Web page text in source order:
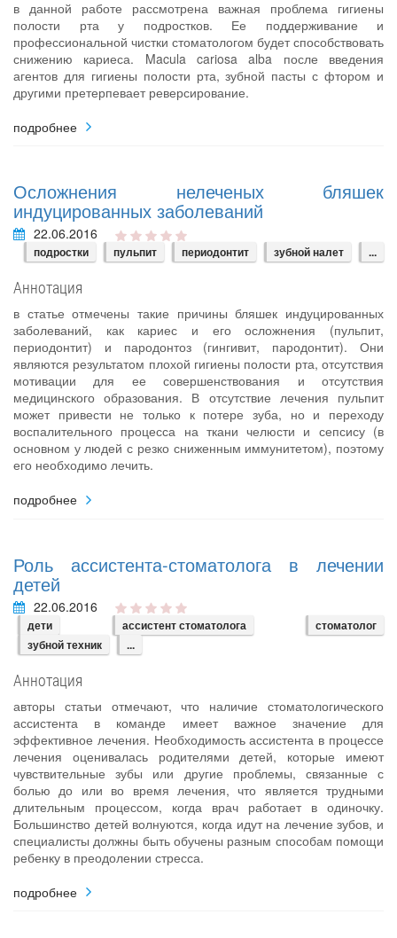
в данной работе рассмотрена важная проблема гигиены
полости рта у подростков. Ее поддерживание и
профессиональной чистки стоматологом будет способствовать
снижению кариеса. Macula cariosa alba после введения
агентов для гигиены полости рта, зубной пасты с фтором и
другими претерпевает реверсирование.
подробнее
Осложнения нелеченых бляшек
индуцированных заболеваний
22.06.2016
подростки пульпит периодонтит зубной налет ...
Аннотация
в статье отмечены такие причины бляшек индуцированных
заболеваний, как кариес и его осложнения (пульпит,
периодонтит) и пародонтоз (гингивит, пародонтит). Они
являются результатом плохой гигиены полости рта, отсутствия
мотивации для ее совершенствования и отсутствия
медицинского образования. В отсутствие лечения пульпит
может привести не только к потере зуба, но и переходу
воспалительного процесса на ткани челюсти и сепсису (в
основном у людей с резко сниженным иммунитетом), поэтому
его необходимо лечить.
подробнее
Роль ассистента-стоматолога в лечении
детей
22.06.2016
дети ассистент стоматолога
стоматолог
зубной техник
...
Аннотация
авторы статьи отмечают, что наличие стоматологического
ассистента в команде имеет важное значение для
эффективное лечения. Необходимость ассистента в процессе
лечения оценивалась родителями детей, которые имеют
чувствительные зубы или другие проблемы, связанные с
болью до или во время лечения, что является трудными
длительным процессом, когда врач работает в одиночку.
Большинство детей волнуются, когда идут на лечение зубов, и
специалисты должны быть обучены разным способам помощи
ребенку в преодолении стресса.
подробнее